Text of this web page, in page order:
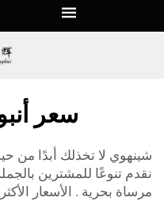
سعر
شينهوي لا تخذلك أبدًا من
نقدم تنوعًا للمشترين
مرساة بحرية . الأسعار